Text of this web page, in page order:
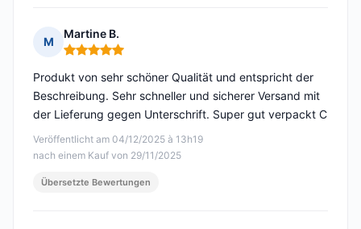
M
Martine B.
Hinweis: 5 von 5
Veröffentlicht am 04/12/2025 à 13h19
nach einem Kauf von 29/11/2025
Produkt von sehr schöner Qualität und entspricht der
Beschreibung. Sehr schneller und sicherer Versand mit
der Lieferung gegen Unterschrift. Super gut verpackt C
Übersetzte Bewertungen